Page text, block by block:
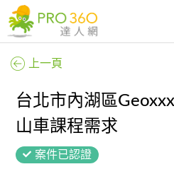
上一頁
台北市內湖區
山車課程需求
案件已認證